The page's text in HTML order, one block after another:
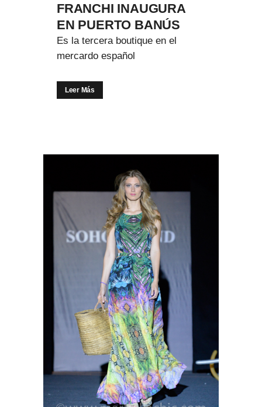
FRANCHI INAUGURA
EN PUERTO BANÚS
Es la tercera boutique en el
mercardo español
Leer Más